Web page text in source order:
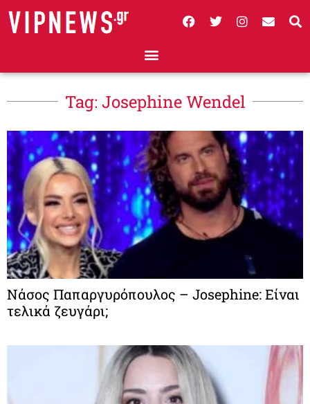
Tag: Josephine Wendel
Νάσος Παπαργυρόπουλος – Josephine: Είναι
τελικά ζευγάρι;